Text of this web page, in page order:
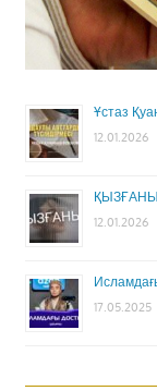
Ұстаз
12.01.2026
12.01.2026
17.05.2025